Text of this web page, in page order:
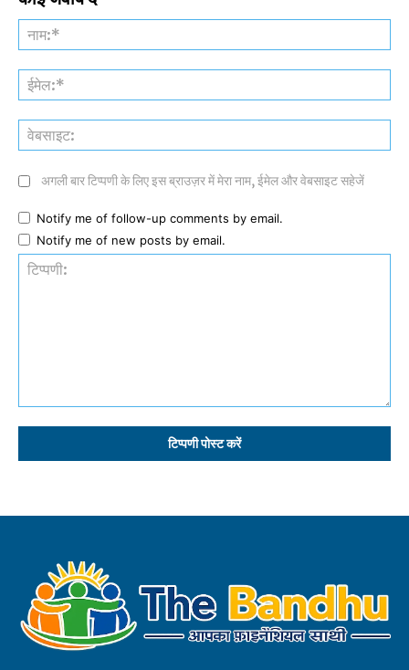
अगली बार टिप्पणी के लिए इस ब्राउज़र में मेरा नाम, ईमेल और वेबसाइट सहेजें
Notify me of follow-up comments by email.
Notify me of new posts by email.